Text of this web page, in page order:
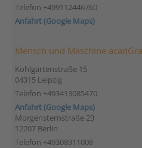
Telefon +499112446760
Anfahrt (Google Maps)
Mensch und Maschine
Kohlgartenstraße 15
04315 Leipzig
Telefon +493413085470
Anfahrt (Google Maps)
Morgensternstraße 23
12207 Berlin
Telefon +49308911008